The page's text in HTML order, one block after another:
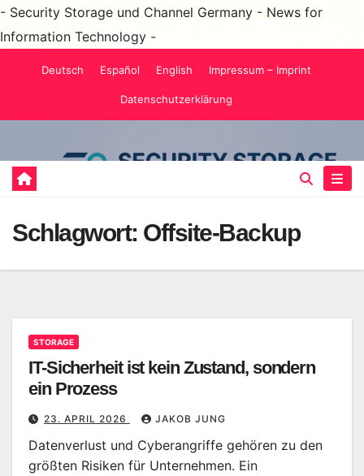
- Security Storage und Channel Germany - News for
Information Technology -
Deutsch Español English Impressum – Imprint
Datenschutzerklärung
Schlagwort: Offsite-Backup
STORAGE
IT-Sicherheit ist kein Zustand, sondern
ein Prozess
23. APRIL 2026 JAKOB JUNG
Datenverlust und Cyberangriffe gehören zu den
größten Risiken für Unternehmen. Ein